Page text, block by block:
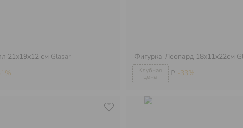
21x19x12 см Glasar
₽ -33%
Фигурка Леопард 18x11x22см